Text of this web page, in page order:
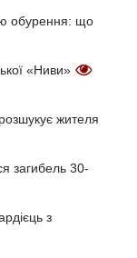
обурення: що
«Ниви»
жителя
загибель 30-
з